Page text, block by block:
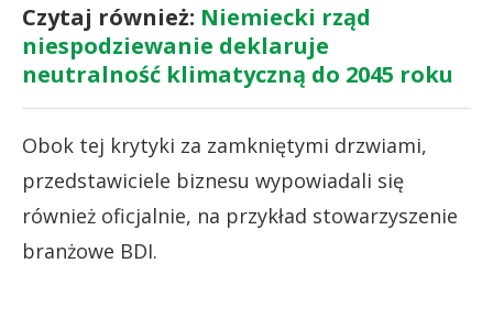
Czytaj również: Niemiecki rząd
niespodziewanie deklaruje
neutralność klimatyczną do 2045 roku
Obok tej krytyki za zamkniętymi drzwiami,
przedstawiciele biznesu wypowiadali się
również oficjalnie, na przykład stowarzyszenie
branżowe BDI.